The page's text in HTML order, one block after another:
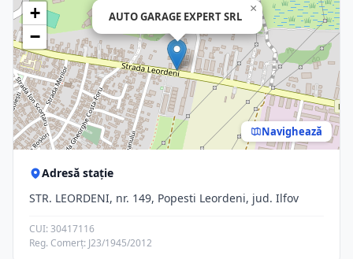
AUTO GARAGE EXPERT SRL
×
+
−
Navighează
Adresă stație
STR. LEORDENI, nr. 149, Popesti Leordeni, jud. Ilfov
CUI: 30417116
Reg. Comerț: J23/1945/2012